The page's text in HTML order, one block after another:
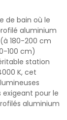
de bain où le
aluminium
180-200 cm
100 cm)
station
K, cet
pour le
aluminium